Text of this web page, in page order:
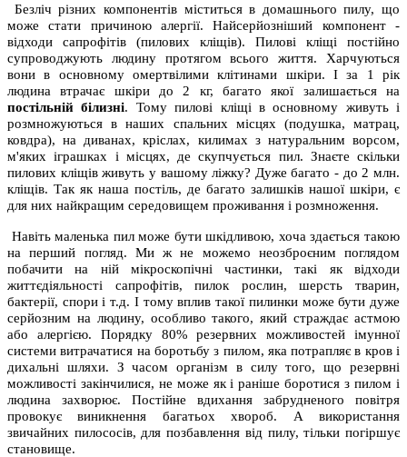
Безліч різних компонентів міститься в домашнього пилу, що
може стати причиною алергії. Найсерйозніший компонент -
відходи сапрофітів (пилових кліщів). Пилові кліщі постійно
супроводжують людину протягом всього життя. Харчуються
вони в основному омертвілими клітинами шкіри. І за 1 рік
людина втрачає шкіри до 2 кг, багато якої залишається на
постільній білизні. Тому пилові кліщі в основному живуть і
розмножуються в наших спальних місцях (подушка, матрац,
ковдра), на диванах, кріслах, килимах з натуральним ворсом,
м'яких іграшках і місцях, де скупчується пил. Знаєте скільки
пилових кліщів живуть у вашому ліжку? Дуже багато - до 2 млн.
кліщів. Так як наша постіль, де багато залишків нашої шкіри, є
для них найкращим середовищем проживання і розмноження.
Навіть маленька пил може бути шкідливою, хоча здається такою
на перший погляд. Ми ж не можемо неозброєним поглядом
побачити на ній мікроскопічні частинки, такі як відходи
життєдіяльності сапрофітів, пилок рослин, шерсть тварин,
бактерії, спори і т.д. І тому вплив такої пилинки може бути дуже
серйозним на людину, особливо такого, який страждає астмою
або алергією. Порядку 80% резервних можливостей імунної
системи витрачатися на боротьбу з пилом, яка потрапляє в кров і
дихальні шляхи. З часом організм в силу того, що резервні
можливості закінчилися, не може як і раніше боротися з пилом і
людина захворює. Постійне вдихання забрудненого повітря
провокує виникнення багатьох хвороб. А використання
звичайних пилососів, для позбавлення від пилу, тільки погіршує
становище.